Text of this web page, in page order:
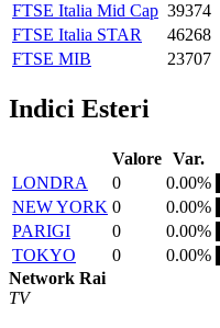
FTSE Italia Mid Cap 39374
FTSE Italia STAR
46268
FTSE MIB
23707
Indici Esteri
Valore Var.
LONDRA
0
0.00%
NEW YORK 0
0.00%
PARIGI
0
0.00%
TOKYO
0
0.00%
Network Rai
TV